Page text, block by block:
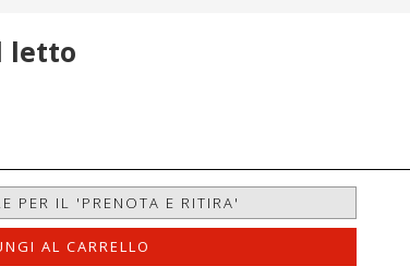
letto
PER IL 'PRENOTA E RITIRA'
AL CARRELLO